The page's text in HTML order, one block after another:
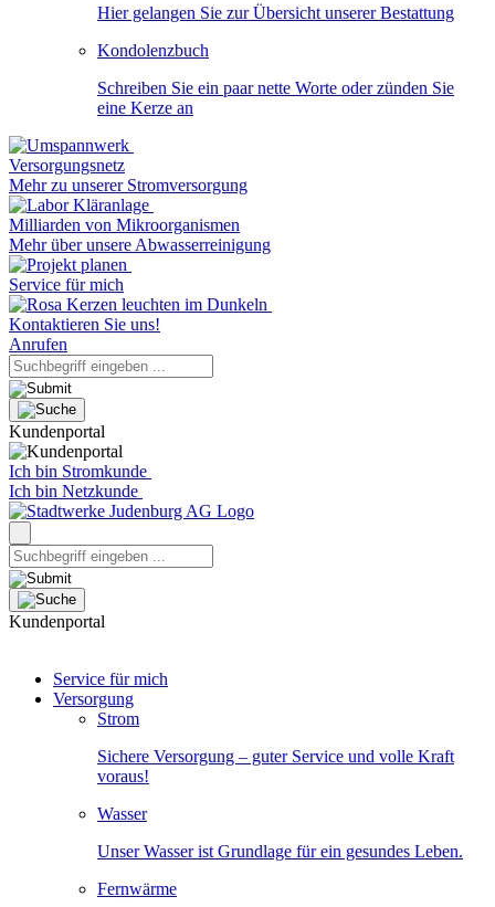
Hier gelangen Sie zur Übersicht unserer Bestattung
Kondolenzbuch
Schreiben Sie ein paar nette Worte oder zünden Sie
eine Kerze an
Versorgungsnetz
Mehr zu unserer Stromversorgung
Milliarden von Mikroorganismen
Mehr über unsere Abwasserreinigung
Service für mich
Kontaktieren Sie uns!
Anrufen
Kundenportal
Ich bin Stromkunde
Ich bin Netzkunde
Kundenportal
Service für mich
Versorgung
Strom
Sichere Versorgung – guter Service und volle Kraft
voraus!
Wasser
Unser Wasser ist Grundlage für ein gesundes Leben.
Fernwärme